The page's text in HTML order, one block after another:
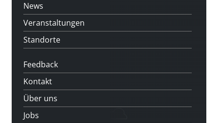
News
Veranstaltungen
Standorte
Feedback
Kontakt
Über uns
Jobs